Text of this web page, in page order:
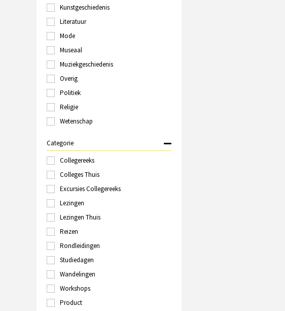
Groningen
Haarlem
Kampen
Kopenhagen
Leeuwarden
Leiden
Londen
Online
Polen
Rotterdam
Schiedam
Sittard
Tallinn
Turkije
Utrecht
Wenen
Zutphen
Kunstgeschiedenis
Literatuur
Mode
Museaal
Muziekgeschiedenis
Overig
Politiek
Religie
Wetenschap
Categorie
Collegereeks
Colleges Thuis
Excursies Collegereeks
Lezingen
Lezingen Thuis
Reizen
Rondleidingen
Studiedagen
Wandelingen
Workshops
Product